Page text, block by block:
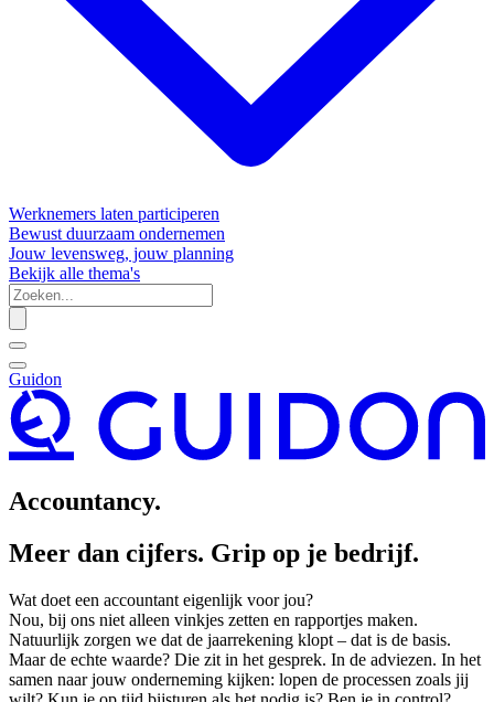
Werknemers laten participeren
Bewust duurzaam ondernemen
Jouw levensweg, jouw planning
Bekijk alle thema's
Guidon
Accountancy.
Meer dan cijfers. Grip op je bedrijf.
Wat doet een accountant eigenlijk voor jou?
Nou, bij ons niet alleen vinkjes zetten en rapportjes maken.
Natuurlijk zorgen we dat de jaarrekening klopt – dat is de basis.
Maar de echte waarde? Die zit in het gesprek. In de adviezen. In het
samen naar jouw onderneming kijken: lopen de processen zoals jij